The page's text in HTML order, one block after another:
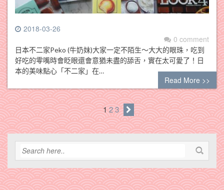
2018-03-26
0 comment
日本不二家Peko (牛奶妹)大家一定不陌生～大大的眼珠，吃到
好吃的零嘴時會眨眼還會意猶未盡的舔舌，實在太可愛了！日
本的美味點心「不二家」在…
Read More >>
123